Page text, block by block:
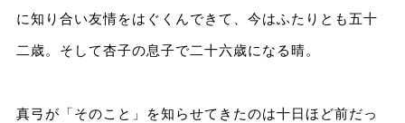
に知り合い友情をはぐくんできて、今はふたりとも五十
二歳。そして杏子の息子で二十六歳になる晴。
真弓が「そのこと」を知らせてきたのは十日ほど前だっ